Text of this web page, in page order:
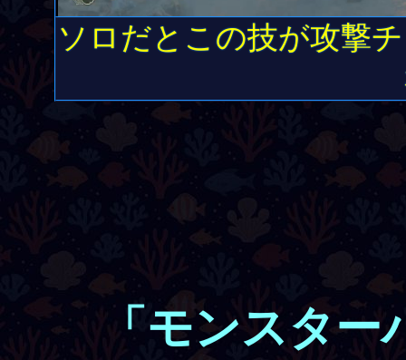
ソロだとこの技が攻撃
「モンスタ